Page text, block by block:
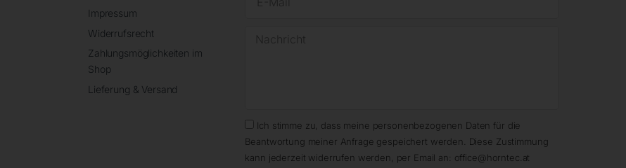
Impressum
Widerrufsrecht
Zahlungsmöglichkeiten im
Shop
Lieferung & Versand
Ich stimme zu, dass meine personenbezogenen Daten für die
Beantwortung meiner Anfrage gespeichert werden. Diese Zustimmung
kann jederzeit widerrufen werden, per Email an: office@horntec.at